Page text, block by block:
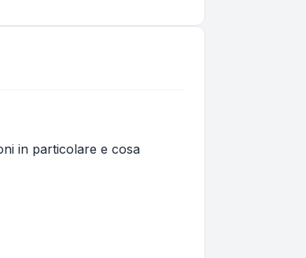
in particolare e cosa